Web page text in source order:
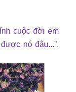
cuộcđời em
được nóđâu...”.